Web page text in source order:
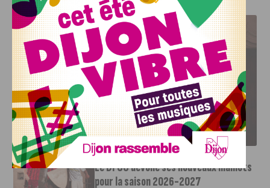
J'AIME LE DFCO
LE DFCO DÉVOILE SES NOUVEAUX MAILLOTS POUR LA
SAISON 2026-2027
INFOS,SPORT
Le DFCO dévoile ses nouveaux maillots
pour la saison 2026-2027